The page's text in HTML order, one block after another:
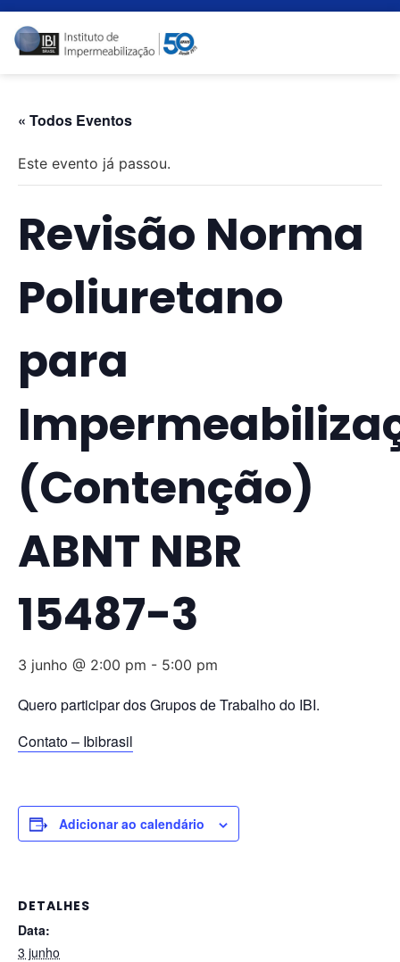
« Todos Eventos
Este evento já passou.
Revisão Norma
Poliuretano
para
(Contenção)
ABNT NBR
15487-3
3 junho @ 2:00 pm - 5:00 pm
Quero participar dos Grupos de Trabalho do IBI.
Contato – Ibibrasil
Adicionar ao calendário
DETALHES
Data:
3 junho